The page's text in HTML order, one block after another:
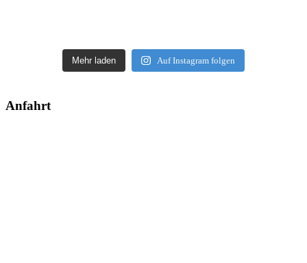
Mehr laden Auf Instagram folgen
Anfahrt